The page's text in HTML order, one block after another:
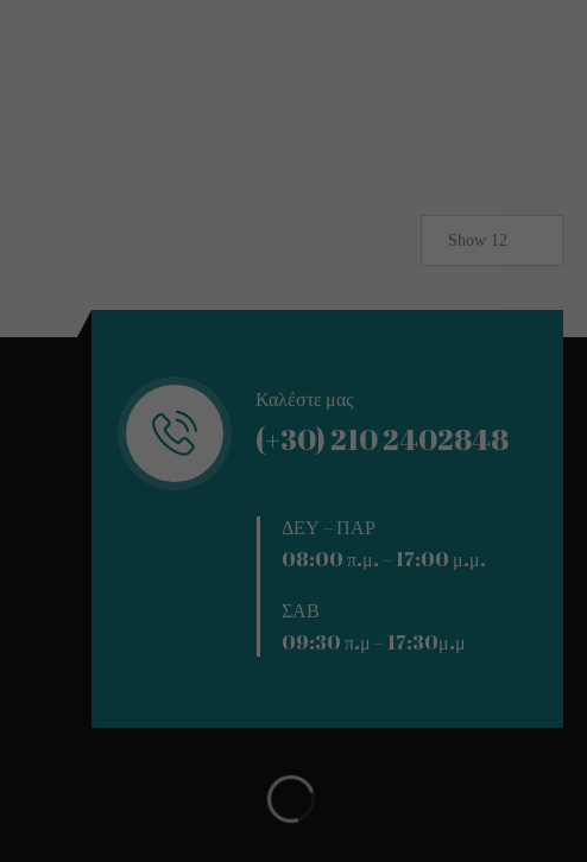
Καλέστε μας
(+30) 210 2402848
ΔΕΥ – ΠΑΡ
08:00 π.μ. – 17:00 μ.μ.
ΣΑΒ
09:30 π.μ – 17:30μ.μ